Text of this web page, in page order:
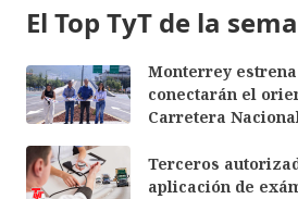
El Top TyT de la
Monterrey
conectarán el
Carretera
Terceros
aplicación de